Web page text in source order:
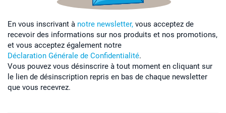
En vous inscrivant à notre newsletter, vous acceptez de
recevoir des informations sur nos produits et nos promotions,
et vous acceptez également notre
Déclaration Générale de Confidentialité.
Vous pouvez vous désinscrire à tout moment en cliquant sur
le lien de désinscription repris en bas de chaque newsletter
que vous recevrez.